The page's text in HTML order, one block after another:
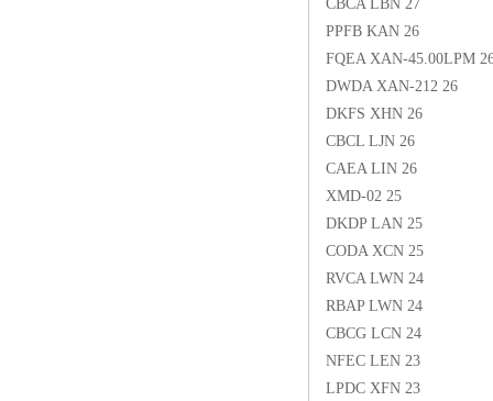
CBCA LBN 27
PPFB KAN 26
FQEA XAN-45.00LPM
DWDA XAN-212 26
DKFS XHN 26
CBCL LJN 26
CAEA LIN 26
XMD-02 25
DKDP LAN 25
CODA XCN 25
RVCA LWN 24
RBAP LWN 24
CBCG LCN 24
NFEC LEN 23
LPDC XFN 23